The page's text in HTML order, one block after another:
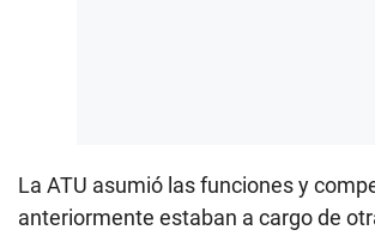
La ATU asumió las funciones y
anteriormente estaban a cargo de